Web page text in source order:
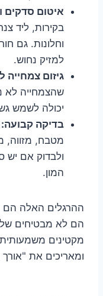
איטום סדקים
בקירות, ליד
וחלונות. גם
למזיק נחוש.
גיזום צמחייה
שהצמחייה לא
יכולה לשמש
בדיקה קבועה:
מטבח, מזווה,
ולבדוק אם יש
המון.
ההרגלים האלה הם
הם לא מבטיחים
מקטינים משמעותית
ומאריכים את